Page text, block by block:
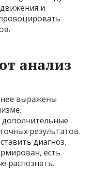
и
анализ
выражены
результатов.
диагноз,
есть
распознать.